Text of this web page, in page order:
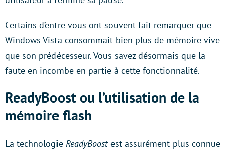
Certains d’entre vous ont souvent fait remarquer que
Windows Vista consommait bien plus de mémoire vive
que son prédécesseur. Vous savez désormais que la
faute en incombe en partie à cette fonctionnalité.
ReadyBoost ou l’utilisation de la
mémoire flash
La technologie ReadyBoostest assurément plus connue